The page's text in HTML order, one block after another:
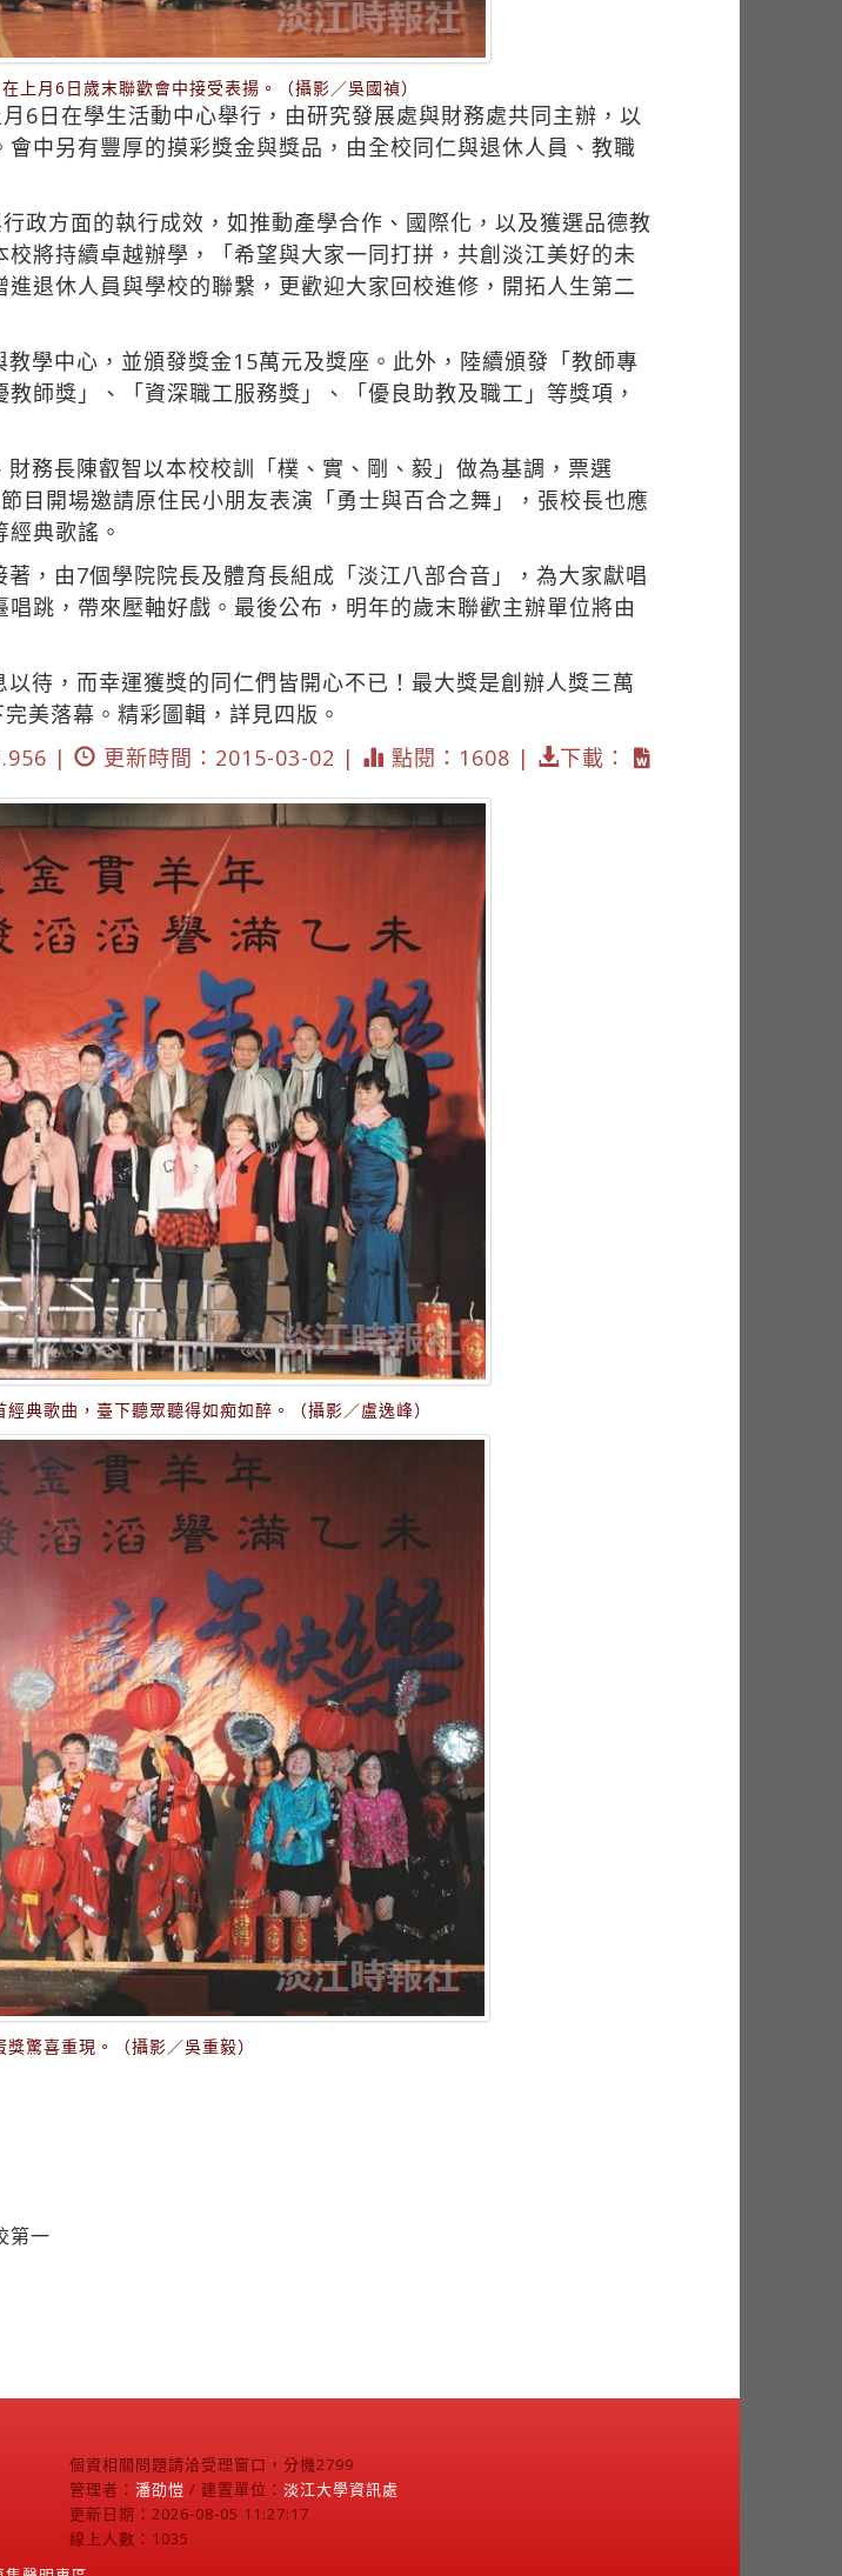
上月6日歲末聯歡會中接受表揚。（攝影／吳國禎）
6日在學生活動中心舉行，由研究發展處與財務處共同主辦，以
中另有豐厚的摸彩獎金與獎品，由全校同仁與退休人員、教職
政方面的執行成效，如推動產學合作、國際化，以及獲選品德教
將持續卓越辦學，「希望與大家一同打拼，共創淡江美好的未
退休人員與學校的聯繫，更歡迎大家回校進修，開拓人生第二
學中心，並頒發獎金15萬元及獎座。此外，陸續頒發「教師專
師獎」、「資深職工服務獎」、「優良助教及職工」等獎項，
務長陳叡智以本校校訓「樸、實、剛、毅」做為基調，票選
目開場邀請原住民小朋友表演「勇士與百合之舞」，張校長也應
典歌謠。
，由7個學院院長及體育長組成「淡江八部合音」，為大家獻唱
跳，帶來壓軸好戲。最後公布，明年的歲末聯歡主辦單位將由
待，而幸運獲獎的同仁們皆開心不已！最大獎是創辦人獎三萬
美落幕。精彩圖輯，詳見四版。
|
更新時間：2015-03-02 | 點閱：1608 | 下載：
典歌曲，臺下聽眾聽得如痴如醉。（攝影／盧逸峰）
驚喜重現。（攝影／吳重毅）
第一
個資相關問題請洽受理窗口，分機2799
管理者： 潘劭愷 / 建置單位： 淡江大學資訊處
更新日期：2026-08-05 11:27:17
線上人數：1035